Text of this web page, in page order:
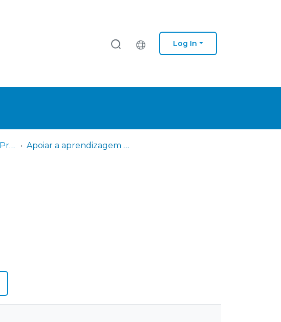
Log In
ESEC – Trabalhos de Projeto | Relatórios de Estágio | Projetos de Investigação Apoiar a aprendizagem de crianças de 5 anos